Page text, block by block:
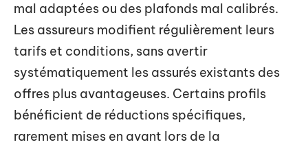
mal adaptées ou des plafonds mal calibrés.
Les assureurs modifient régulièrement leurs
tarifs et conditions, sans avertir
systématiquement les assurés existants des
offres plus avantageuses. Certains profils
bénéficient de réductions spécifiques,
rarement mises en avant lors de la